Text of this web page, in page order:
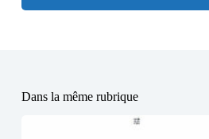
Dans la même rubrique